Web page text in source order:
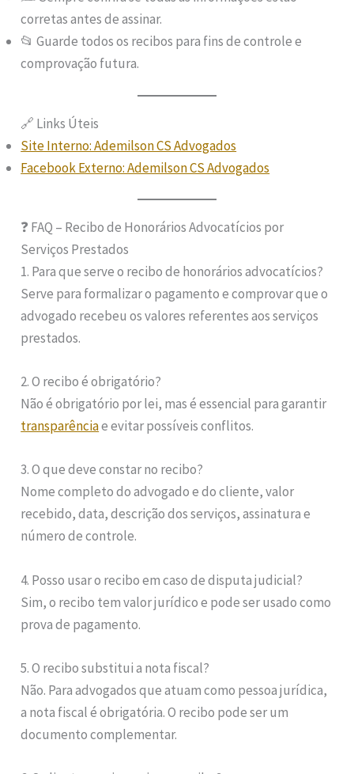
corretas antes de assinar.
📂 Guarde todos os recibos para fins de controle e
comprovação futura.
🔗 Links Úteis
Site Interno: Ademilson CS Advogados
Facebook Externo: Ademilson CS Advogados
❓ FAQ – Recibo de Honorários Advocatícios por
Serviços Prestados
1. Para que serve o recibo de honorários advocatícios?
Serve para formalizar o pagamento e comprovar que o
advogado recebeu os valores referentes aos serviços
prestados.
2. O recibo é obrigatório?
Não é obrigatório por lei, mas é essencial para garantir
transparênciae evitar possíveis conflitos.
3. O que deve constar no recibo?
Nome completo do advogado e do cliente, valor
recebido, data, descrição dos serviços, assinatura e
número de controle.
4. Posso usar o recibo em caso de disputa judicial?
Sim, o recibo tem valor jurídico e pode ser usado como
prova de pagamento.
5. O recibo substitui a nota fiscal?
Não. Para advogados que atuam como pessoa jurídica,
a nota fiscal é obrigatória. O recibo pode ser um
documento complementar.